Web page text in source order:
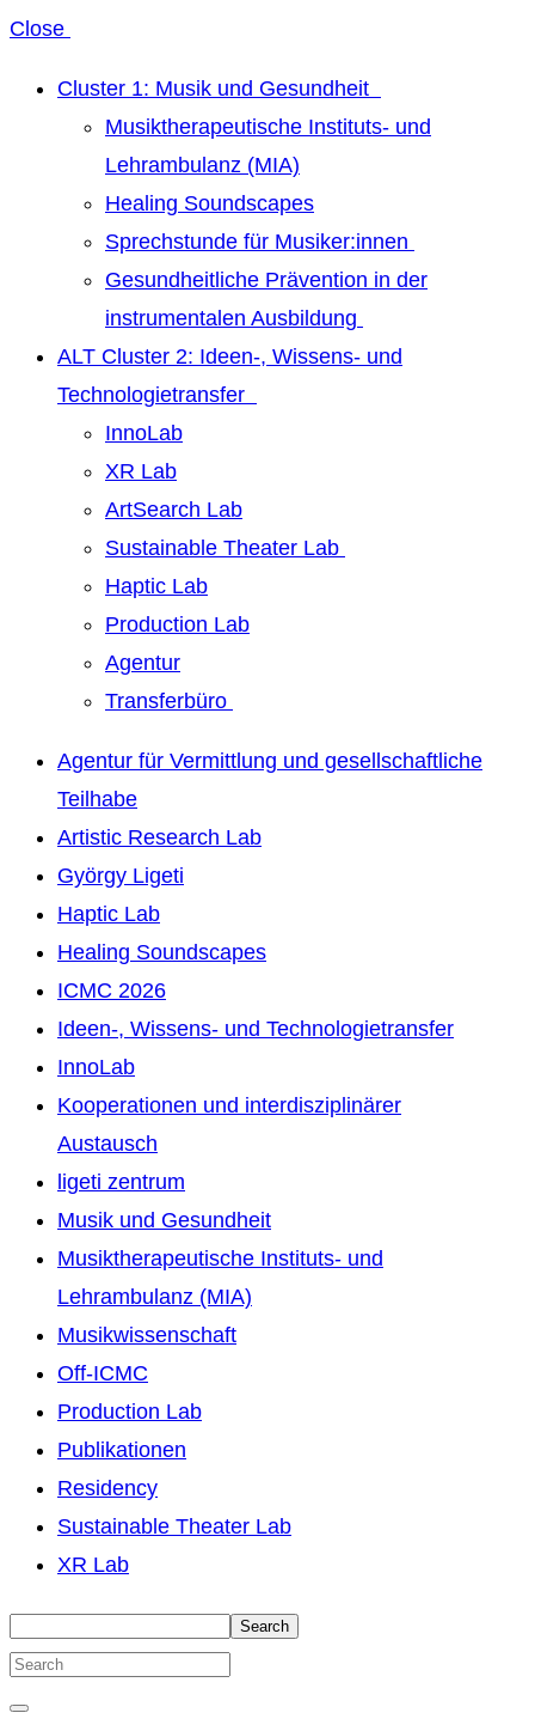
Close
Cluster 1: Musik und Gesundheit
Musiktherapeutische Instituts- und
Lehrambulanz (MIA)
Healing Soundscapes
Sprechstunde für Musiker:innen
Gesundheitliche Prävention in der
instrumentalen Ausbildung
ALT Cluster 2: Ideen-, Wissens- und
Technologietransfer
InnoLab
XR Lab
ArtSearch Lab
Sustainable Theater Lab
Haptic Lab
Production Lab
Agentur
Transferbüro
Agentur für Vermittlung und gesellschaftliche
Teilhabe
Artistic Research Lab
György Ligeti
Haptic Lab
Healing Soundscapes
ICMC 2026
Ideen-, Wissens- und Technologietransfer
InnoLab
Kooperationen und interdisziplinärer
Austausch
ligeti zentrum
Musik und Gesundheit
Musiktherapeutische Instituts- und
Lehrambulanz (MIA)
Musikwissenschaft
Off-ICMC
Production Lab
Publikationen
Residency
Sustainable Theater Lab
XR Lab
Search